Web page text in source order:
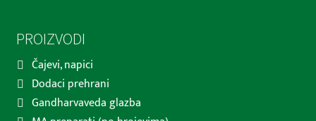
PROIZVODI
Čajevi, napici
Dodaci prehrani
Gandharvaveda glazba